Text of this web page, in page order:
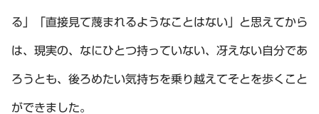
る」「直接見て蔑まれるようなことはない」と思えてから
は、現実の、なにひとつ持っていない、冴えない自分であ
ろうとも、後ろめたい気持ちを乗り越えてそとを歩くこと
ができました。